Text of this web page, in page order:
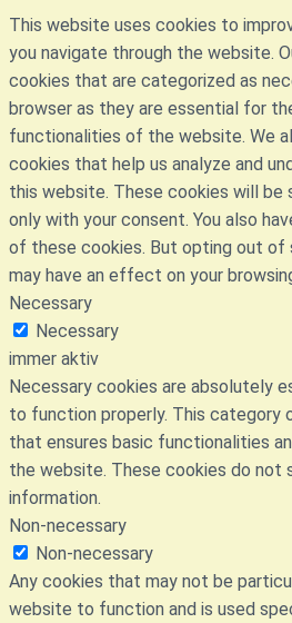
This website uses cookies to
you navigate through the website.
cookies that are categorized as
browser as they are essential for
functionalities of the website. We
cookies that help us analyze and
this website. These cookies will be
only with your consent. You also
of these cookies. But opting out of
may have an effect on your
Necessary
Necessary
immer aktiv
Necessary cookies are absolutely
to function properly. This category
that ensures basic functionalities
the website. These cookies do not
information.
Non-necessary
Non-necessary
Any cookies that may not be
website to function and is used